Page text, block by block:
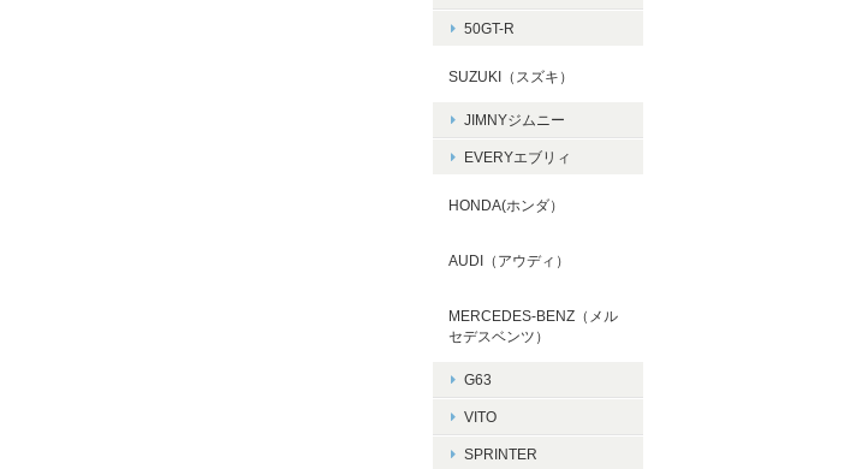
50GT-R
SUZUKI（スズキ）
JIMNYジムニー
EVERYエブリィ
HONDA(ホンダ）
AUDI（アウディ）
MERCEDES-BENZ（メル
セデスベンツ）
G63
VITO
SPRINTER